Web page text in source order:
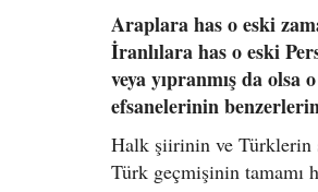
Araplara has o eski
İranlılara has o eski
veya yıpranmış da olsa
efsanelerinin
Halk şiirinin ve Türklerin
Türk geçmişinin tamamı